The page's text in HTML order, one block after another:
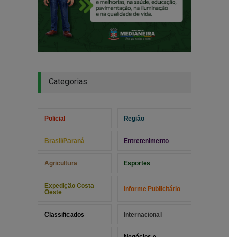
Categorias
Policial Região
Brasil/Paraná Entretenimento
Agricultura Esportes
Expedição Costa
Oeste
Informe Publicitário
Classificados Internacional